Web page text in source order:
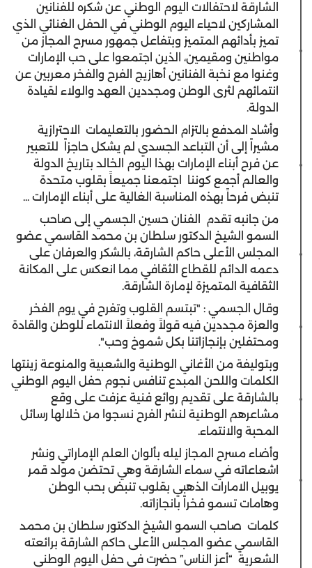
الشارقة لاحتفالات اليوم الوطني عن شكره للفنانين
المشاركين لاحياء اليوم الوطني في الحفل الغنائي الذي
تميز بأدائهم المتميز وبتفاعل جمهور مسرح المجاز من
مواطنين ومقيمين، الذين اجتمعوا على حب الإمارات
وغنوا مع نخبة الفنانين أهازيج الفرح والفخر معربين عن
انتمائهم لثرى الوطن ومجددين العهد والولاء لقيادة
الدولة.
وأشاد المدفع بالتزام الحضور بالتعليمات الاحترازية
مشيراً إلى أن التباعد الجسدي لم يشكل حاجزاً للتعبير
عن فرح أبناء الإمارات بهذا اليوم الخالد بتاريخ الدولة
والعالم أجمع كوننا اجتمعنا جميعاً بقلوب متحدة
تنبض فرحاً بهذه المناسبة الغالية على أبناء الإمارات ...
من جانبه تقدم الفنان حسين الجسمي إلى صاحب
السمو الشيخ الدكتور سلطان بن محمد القاسمي عضو
المجلس الأعلى حاكم الشارقة، بالشكر والعرفان على
دعمه الدائم للقطاع الثقافي مما انعكس على المكانة
الثقافية المتميزة لإمارة الشارقة.
وقال الجسمي : "تبتسم القلوب وتفرح في يوم الفخر
والعزة مجددين فيه قولاً وفعلاً الانتماء للوطن والقادة
ومحتفلين بإنجازاتنا بكل شموخ وحب".
وبتوليفة من الأغاني الوطنية والشعبية والمنوعة زينتها
الكلمات واللحن المبدع تنافس نجوم حفل اليوم الوطني
بالشارقة على تقديم روائع فنية عزفت على وقع
مشاعرهم الوطنية لنشر الفرح نسجوا من خلالها رسائل
المحبة والانتماء.
وأضاء مسرح المجاز ليله بألوان العلم الإماراتي ونشر
اشعاعاته في سماء الشارقة وهي تحتضن مولد قمر
يوبيل الامارات الذهبي بقلوب تنبض بحب الوطن
وهامات تسمو فخراً بانجازاته.
كلمات صاحب السمو الشيخ الدكتور سلطان بن محمد
القاسمي عضو المجلس الأعلى حاكم الشارقة برائعته
الشعرية “أعز الناس” حضرت في حفل اليوم الوطني